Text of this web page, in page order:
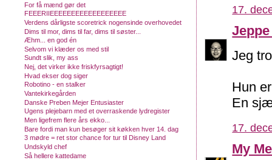
17.
Jeg
Hun
En
17.
My
For få mænd gør det
FEEERIIEEEEEEEEEEEEEEEEEE
Verdens dårligste scoretrick nogensinde overhovedet
Dims til mor, dims til far, dims til søster...
Æhm... en god én
Selvom vi klæder os med stil
Sundt slik, my ass
Nej, det virker ikke friskfyrsagtigt!
Hvad ekser dog siger
Robotino - en stalker
Vantekirkegården
Danske Preben Mejer Entusiaster
Ugens plejebarn med et overraskende lydregister
Men ligefrem flere års ekko...
Bare fordi man kun besøger sit køkken hver 14. dag
3 mødre = ret stor chance for tur til Disney Land
Undskyld chef
Så hellere kattedame